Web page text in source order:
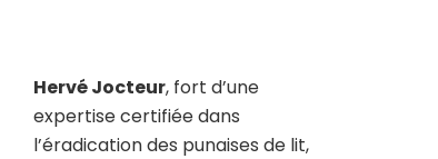
Hervé Jocteur, fort d’une
expertise certifiée dans
l’éradication des punaises de lit,